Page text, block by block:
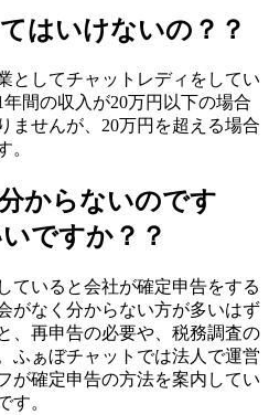
はいけないの？？
としてチャットレディをしてい
間の収入が20万円以下の場合
ませんが、20万円を超える場合
。
からないのです
ですか？？
ていると会社が確定申告をする
がなく分からない方が多いはず
、再申告の必要や、税務調査の
ふぁぼチャットでは法人で運営
が確定申告の方法を案内してい
す。